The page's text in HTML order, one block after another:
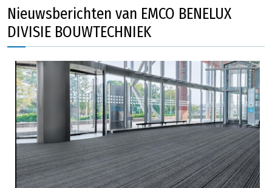
Nieuwsberichten van EMCO BENELUX
DIVISIE BOUWTECHNIEK